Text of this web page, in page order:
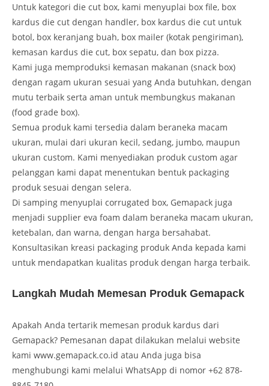
Untuk kategori die cut box, kami menyuplai box file, box
kardus die cut dengan handler, box kardus die cut untuk
botol, box keranjang buah, box mailer (kotak pengiriman),
kemasan kardus die cut, box sepatu, dan box pizza.
Kami juga memproduksi kemasan makanan (snack box)
dengan ragam ukuran sesuai yang Anda butuhkan, dengan
mutu terbaik serta aman untuk membungkus makanan
(food grade box).
Semua produk kami tersedia dalam beraneka macam
ukuran, mulai dari ukuran kecil, sedang, jumbo, maupun
ukuran custom. Kami menyediakan produk custom agar
pelanggan kami dapat menentukan bentuk packaging
produk sesuai dengan selera.
Di samping menyuplai corrugated box, Gemapack juga
menjadi supplier eva foam dalam beraneka macam ukuran,
ketebalan, dan warna, dengan harga bersahabat.
Konsultasikan kreasi packaging produk Anda kepada kami
untuk mendapatkan kualitas produk dengan harga terbaik.
Langkah Mudah Memesan Produk Gemapack
Apakah Anda tertarik memesan produk kardus dari
Gemapack? Pemesanan dapat dilakukan melalui website
kami www.gemapack.co.id atau Anda juga bisa
menghubungi kami melalui WhatsApp di nomor +62 878-